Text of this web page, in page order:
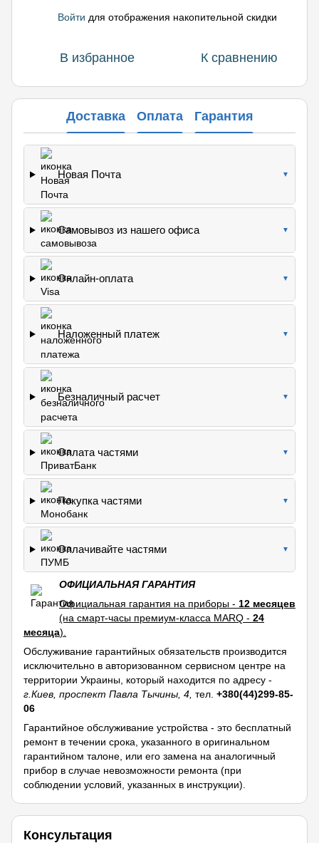
Войти для отображения накопительной скидки
В избранное К сравнению
Доставка Оплата Гарантия
Новая Почта ▼
Самовывоз из нашего офиса ▼
Онлайн-оплата ▼
Наложенный платеж ▼
Безналичный расчет ▼
Оплата частями ▼
Покупка частями ▼
Оплачивайте частями ▼
ОФИЦИАЛЬНАЯ ГАРАНТИЯ
Официальная гарантия на приборы - 12 месяцев
(на смарт-часы премиум-класса MARQ - 24
месяца).
Обслуживание гарантийных обязательств производится
исключительно в авторизованном сервисном центре на
территории Украины, который находится по адресу -
г.Киев, проспект Павла Тычины, 4, тел. +380(44)299-85-
06
Гарантийное обслуживание устройства - это бесплатный
ремонт в течении срока, указанного в оригинальном
гарантийном талоне, или его замена на аналогичный
прибор в случае невозможности ремонта (при
соблюдении условий, указанных в инструкции).
Консультация